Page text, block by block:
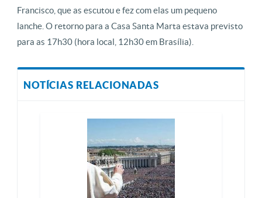
Francisco, que as escutou e fez com elas um pequeno
lanche. O retorno para a Casa Santa Marta estava previsto
para as 17h30 (hora local, 12h30 em Brasília).
NOTÍCIAS RELACIONADAS